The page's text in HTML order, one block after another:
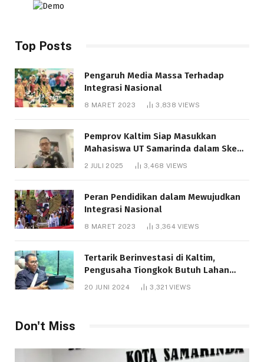
Top Posts
Pengaruh Media Massa Terhadap
Integrasi Nasional
8 MARET 2023 3,838VIEWS
Pemprov Kaltim Siap Masukkan
Mahasiswa UT Samarinda dalam Skema
Bantuan Pendidikan Gratispol
2 JULI 2025 3,468 VIEWS
Peran Pendidikan dalam Mewujudkan
Integrasi Nasional
8 MARET 2023 3,364VIEWS
Tertarik Berinvestasi di Kaltim,
Pengusaha Tiongkok Butuh Lahan
20 JUNI 2024 3,321VIEWS
Don't Miss